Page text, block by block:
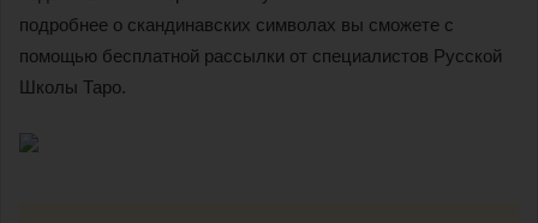
подробнее о скандинавских символах вы сможете с
помощью бесплатной рассылки от специалистов Русской
Школы Таро.